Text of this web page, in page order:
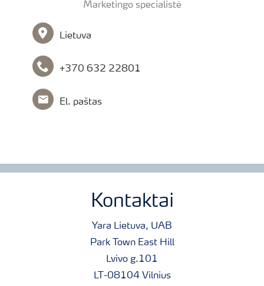
Marketingo specialistė
Lietuva
+370 632 22801
El. paštas
Kontaktai
Yara Lietuva, UAB
Park Town East Hill
Lvivo g.101
LT-08104 Vilnius